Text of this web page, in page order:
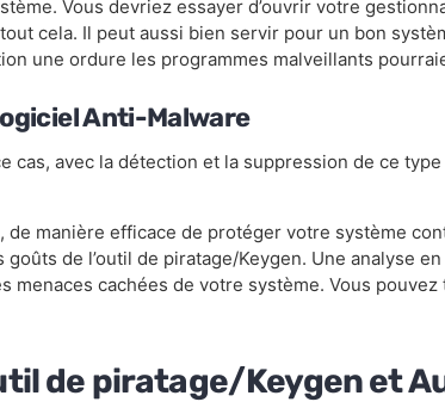
Vous devriez essayer d’ouvrir votre
cela. Il peut aussi bien servir pour un bon
une ordure les programmes malveillants
Anti-Malware
cas, avec la détection et la suppression de ce
de manière efficace de protéger votre système
de l’outil de piratage/Keygen. Une analyse
menaces cachées de votre système. Vous
de piratage/Keygen et